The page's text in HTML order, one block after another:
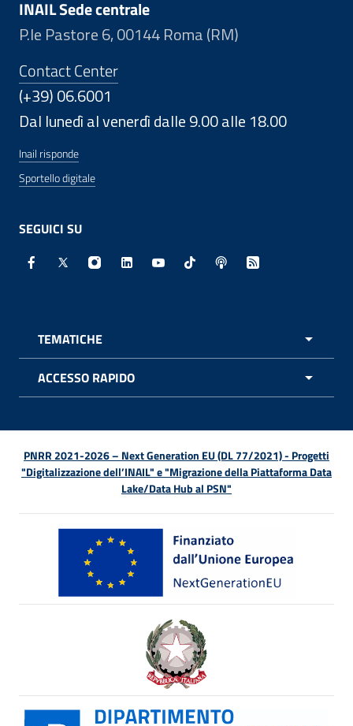
INAIL Sede centrale
P.le Pastore 6, 00144 Roma (RM)
Contact Center
(+39) 06.6001
Dal lunedì al venerdì dalle 9.00 alle 18.00
Inail risponde
Sportello digitale
SEGUICI SU
Facebook - Sito esterno - Apertura in nuova finestra
X - Sito esterno - Apertura in nuova finestra
Instagram - Sito esterno - Apertura in
Linkedin - Sito esterno - Apertura in
Youtube - Sito esterno -
TikTok - Sito esterno -
Spreaker - Sito
Feed RSS -
TEMATICHE
ACCESSO RAPIDO
PNRR 2021-2026 – Next Generation EU (DL 77/2021) - Progetti
"Digitalizzazione dell’INAIL" e "Migrazione della Piattaforma Data
Lake/Data Hub al PSN"